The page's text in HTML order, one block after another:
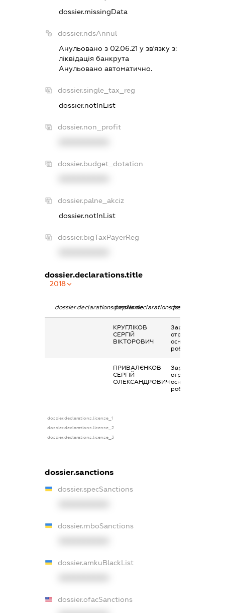
dossier.missingData
dossier.ndsAnnul
Анульовано з 02.06.21 у зв'язку з:
лiквiдацiя банкрута
Анульовано автоматично.
dossier.single_tax_reg
dossier.notInList
dossier.non_profit
dossier.budget_dotation
dossier.palne_akciz
dossier.notInList
dossier.bigTaxPayerReg
dossier.declarations.title
2018
dossier.declarations.pepNamedossier.declarations.personName
КРУГЛІКОВ
СЕРГІЙ
ВІКТОРОВИЧ
Заробітна плата
отримана за
основним місцем
роботи
ПРИВАЛЄНКОВ
СЕРГІЙ
ОЛЕКСАНДРОВИЧ
Заробітна плата
отримана за
основним місцем
роботи
dossier.declarations.license_1
dossier.declarations.license_2
dossier.declarations.license_3
dossier.sanctions
dossier.specSanctions
dossier.rnboSanctions
dossier.amkuBlackList
dossier.ofacSanctions